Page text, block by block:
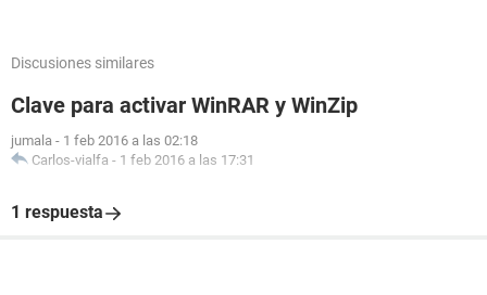
Discusiones similares
Clave para activar WinRAR y WinZip
jumala - 1 feb 2016 a las 02:18
Carlos-vialfa - 1 feb 2016 a las 17:31
1 respuesta